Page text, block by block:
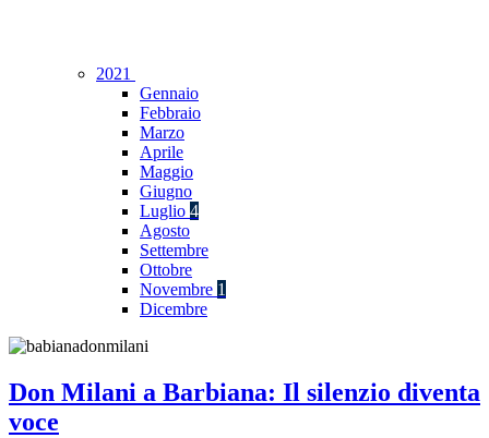
2021
Gennaio
Febbraio
Marzo
Aprile
Maggio
Giugno
Luglio 4
Agosto
Settembre
Ottobre
Novembre 1
Dicembre
Don Milani a Barbiana: Il silenzio diventa
voce